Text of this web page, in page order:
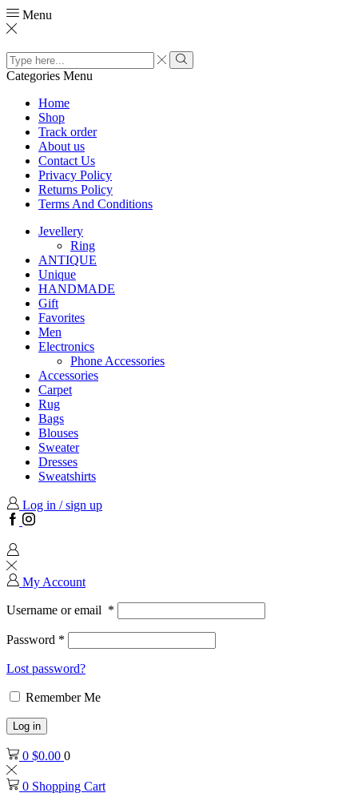
Menu
Search
input
Search
Categories Menu
Home
Shop
Track order
About us
Contact Us
Privacy Policy
Returns Policy
Terms And Conditions
Jevellery
Ring
ANTIQUE
Unique
HANDMADE
Gift
Favorites
Men
Electronics
Phone Accessories
Accessories
Carpet
Rug
Bags
Blouses
Sweater
Dresses
Sweatshirts
Log in / sign up
Facebook
Instagram
My Account
Username or email *
Password *
Lost password?
Remember Me
Log in
0 $0.00 0
0 Shopping Cart